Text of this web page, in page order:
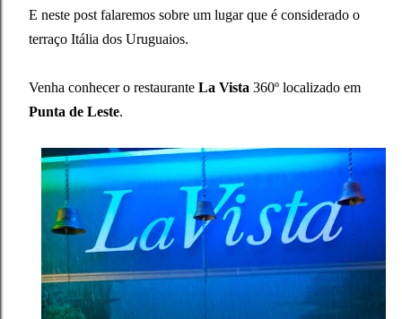
E neste post falaremos sobre um lugar que é considerado o
terraço Itália dos Uruguaios.
Venha conhecer o restaurante La Vista 360º localizado em
Punta de Leste.